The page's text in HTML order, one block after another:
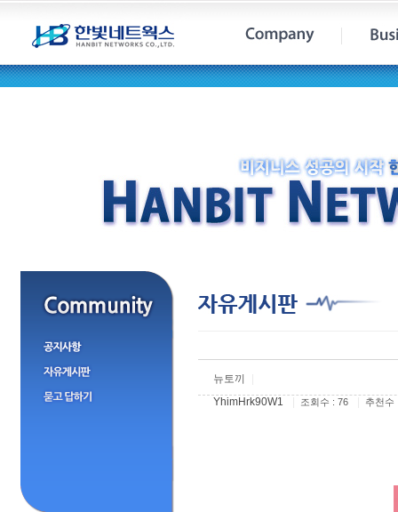
뉴토끼
YhimHrk90W1
조회수 : 76 추천수